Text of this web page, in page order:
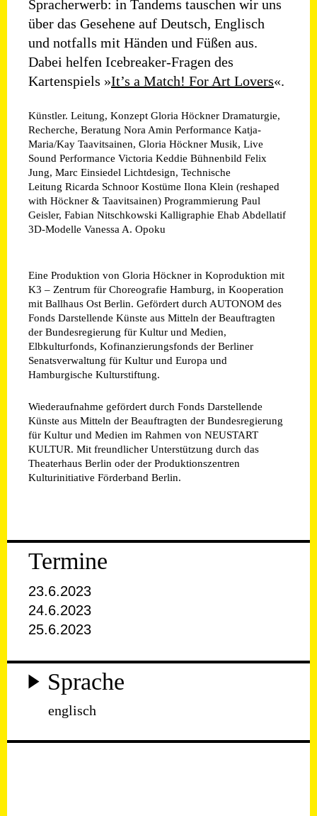
Spracherwerb: in Tandems tauschen wir uns
über das Gesehene auf Deutsch, Englisch
und notfalls mit Händen und Füßen aus.
Dabei helfen Icebreaker-Fragen des
Kartenspiels »It’s a Match! For Art Lovers«.
Künstler. Leitung, Konzept Gloria Höckner Dramaturgie,
Recherche, Beratung Nora Amin Performance Katja-
Maria/Kay Taavitsainen, Gloria Höckner Musik, Live
Sound Performance Victoria Keddie Bühnenbild Felix
Jung, Marc Einsiedel Lichtdesign, Technische
Leitung Ricarda Schnoor Kostüme Ilona Klein (reshaped
with Höckner & Taavitsainen) Programmierung Paul
Geisler, Fabian Nitschkowski Kalligraphie Ehab Abdellatif
3D-Modelle Vanessa A. Opoku
Eine Produktion von Gloria Höckner in Koproduktion mit
K3 – Zentrum für Choreografie Hamburg, in Kooperation
mit Ballhaus Ost Berlin. Gefördert durch AUTONOM des
Fonds Darstellende Künste aus Mitteln der Beauftragten
der Bundesregierung für Kultur und Medien,
Elbkulturfonds, Kofinanzierungsfonds der Berliner
Senatsverwaltung für Kultur und Europa und
Hamburgische Kulturstiftung.
Wiederaufnahme gefördert durch Fonds Darstellende
Künste aus Mitteln der Beauftragten der Bundesregierung
für Kultur und Medien im Rahmen von NEUSTART
KULTUR. Mit freundlicher Unterstützung durch das
Theaterhaus Berlin oder der Produktionszentren
Kulturinitiative Förderband Berlin.
Termine
23.6.2023
24.6.2023
25.6.2023
Sprache
englisch